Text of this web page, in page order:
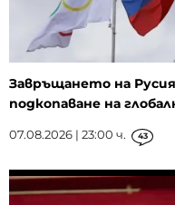
Завръщането на
подкопаване на
07.08.2026 | 23:00 ч. 43